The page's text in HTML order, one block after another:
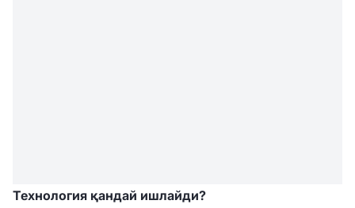
Технология қандай ишлайди?